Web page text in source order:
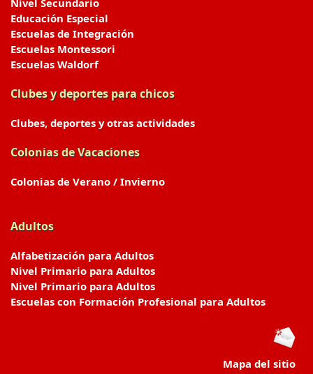
Educación Especial
Escuelas de Integración
Escuelas Montessori
Escuelas Waldorf
Clubes y deportes para chicos
Clubes, deportes y otras actividades
Colonias de Vacaciones
Colonias de Verano / Invierno
Adultos
Alfabetización para Adultos
Nivel Primario para Adultos
Nivel Primario para Adultos
Escuelas con Formación Profesional para Adultos
Mapa del sitio